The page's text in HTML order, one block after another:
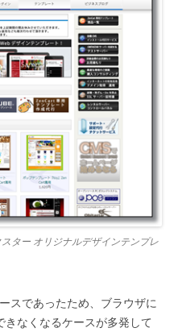
ター オリジナルデザインテンプレ
スであったため、ブラウザに
きなくなるケースが多発して